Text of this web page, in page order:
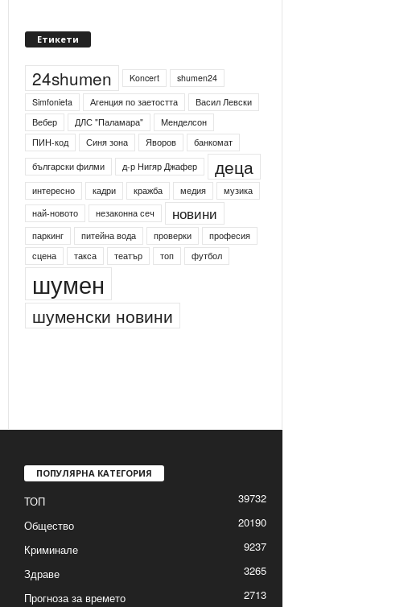
Етикети
24shumen Koncert
shumen24
Simfonieta
Агенция по заетостта
Васил Левски
Вебер
ДЛС "Паламара"
Менделсон
ПИН-код
Синя зона Яворов
банкомат
български филми
д-р Нигяр Джафер деца
интересно кадри кражба медия
музика
най-новото
незаконна сеч новини
паркинг питейна вода проверки
професия
сцена
такса театър топ футбол
шумен
шуменски новини
ПОПУЛЯРНА КАТЕГОРИЯ
ТОП
39732
Общество
20190
Криминале
9237
Здраве
3265
Прогноза за времето
2713